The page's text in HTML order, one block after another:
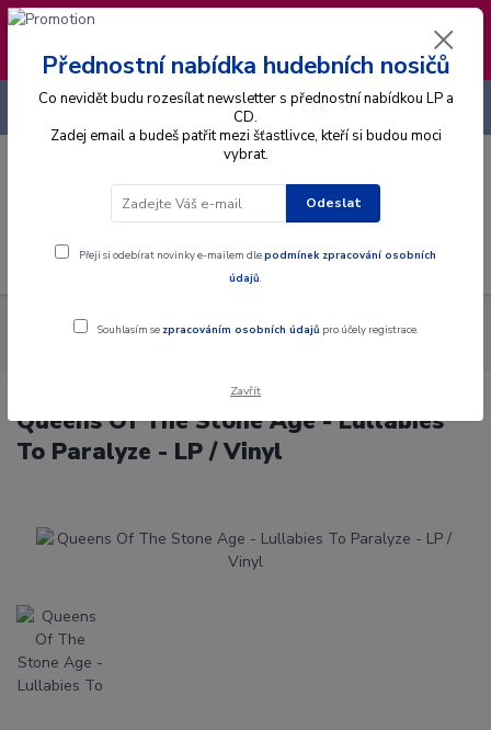
❣️ Od 4.8. do 13.8. čerpám dovolenou. Datum
expedice objednávek se posouvá na pátek
14.8.2026 🐋
Menu
CZK
+420 725 736 293
Alba Gramodesky
Queens Of The Stone Age - Lullabies To
Queens Of The Stone Age - Lullabies
To Paralyze - LP / Vinyl
Přednostní nabídka hudebních nosičů
Co nevidět budu rozesílat newsletter s přednostní nabídkou LP a
CD.
Zadej email a budeš patřit mezi šťastlivce, kteří si budou moci
vybrat.
Odeslat
Přeji si odebírat novinky e-mailem dlepodmínek zpracování osobních
údajů.
Souhlasím se zpracováním osobních údajů pro účely registrace.
Zavřít